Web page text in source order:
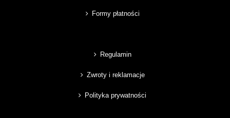
Formy płatności
Regulamin
Zwroty i reklamacje
Polityka prywatności